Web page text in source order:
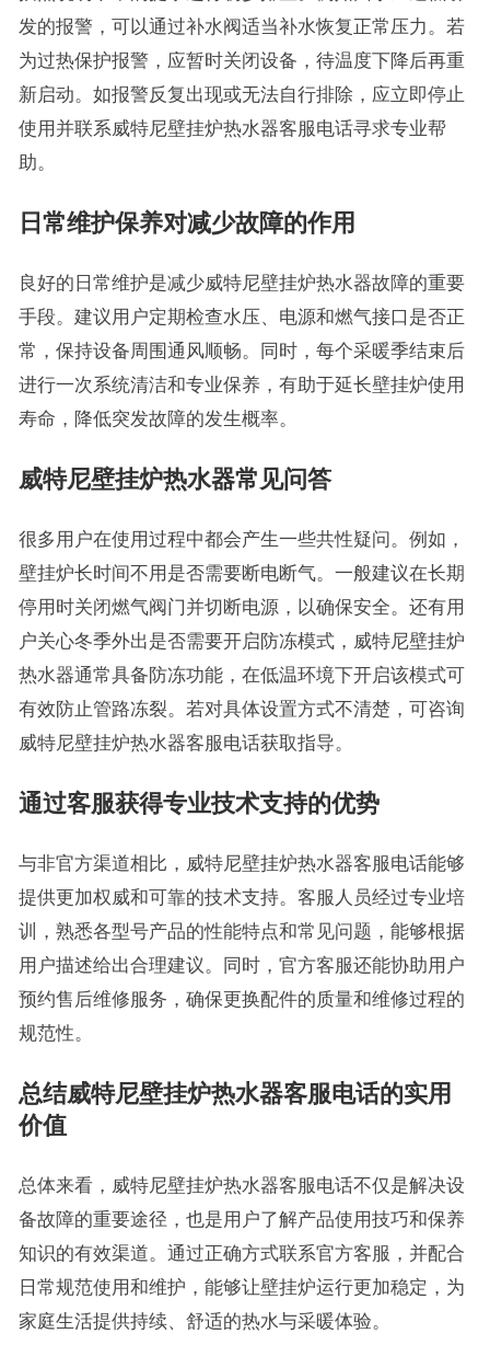
发的报警，可以通过补水阀适当补水恢复正常压力。若
为过热保护报警，应暂时关闭设备，待温度下降后再重
新启动。如报警反复出现或无法自行排除，应立即停止
使用并联系威特尼壁挂炉热水器客服电话寻求专业帮
助。
日常维护保养对减少故障的作用
良好的日常维护是减少威特尼壁挂炉热水器故障的重要
手段。建议用户定期检查水压、电源和燃气接口是否正
常，保持设备周围通风顺畅。同时，每个采暖季结束后
进行一次系统清洁和专业保养，有助于延长壁挂炉使用
寿命，降低突发故障的发生概率。
威特尼壁挂炉热水器常见问答
很多用户在使用过程中都会产生一些共性疑问。例如，
壁挂炉长时间不用是否需要断电断气。一般建议在长期
停用时关闭燃气阀门并切断电源，以确保安全。还有用
户关心冬季外出是否需要开启防冻模式，威特尼壁挂炉
热水器通常具备防冻功能，在低温环境下开启该模式可
有效防止管路冻裂。若对具体设置方式不清楚，可咨询
威特尼壁挂炉热水器客服电话获取指导。
通过客服获得专业技术支持的优势
与非官方渠道相比，威特尼壁挂炉热水器客服电话能够
提供更加权威和可靠的技术支持。客服人员经过专业培
训，熟悉各型号产品的性能特点和常见问题，能够根据
用户描述给出合理建议。同时，官方客服还能协助用户
预约售后维修服务，确保更换配件的质量和维修过程的
规范性。
总结威特尼壁挂炉热水器客服电话的实用
价值
总体来看，威特尼壁挂炉热水器客服电话不仅是解决设
备故障的重要途径，也是用户了解产品使用技巧和保养
知识的有效渠道。通过正确方式联系官方客服，并配合
日常规范使用和维护，能够让壁挂炉运行更加稳定，为
家庭生活提供持续、舒适的热水与采暖体验。